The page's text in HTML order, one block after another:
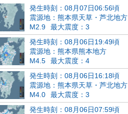
発生時刻：08月07日06:56頃
震源地：熊本県天草・芦北地方
M2.9
最大震度：3
発生時刻：08月06日19:49頃
震源地：熊本県熊本地方
M4.5
最大震度：4
発生時刻：08月06日16:18頃
震源地：熊本県天草・芦北地方
M4.0
最大震度：3
発生時刻：08月06日07:59頃